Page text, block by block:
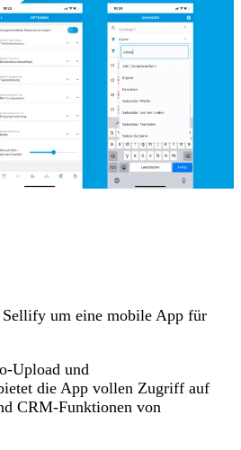
um eine mobile App für
Upload und
die App vollen Zugriff auf
CRM-Funktionen von